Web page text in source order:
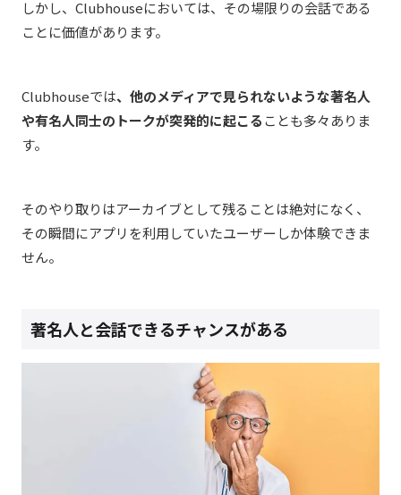
しかし、Clubhouseにおいては、その場限りの会話である
ことに価値があります。
Clubhouseでは、他のメディアで見られないような著名人
や有名人同士のトークが突発的に起こることも多々ありま
す。
そのやり取りはアーカイブとして残ることは絶対になく、
その瞬間にアプリを利用していたユーザーしか体験できま
せん。
著名人と会話できるチャンスがある